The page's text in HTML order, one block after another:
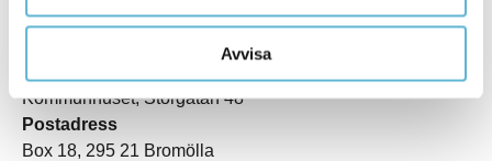
Avvisa
KONTAKT
Kommunhuset, Storgatan 48
Postadress
Box 18, 295 21 Bromölla